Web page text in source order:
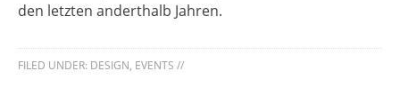
den letzten anderthalb Jahren.
FILED UNDER: DESIGN, EVENTS //